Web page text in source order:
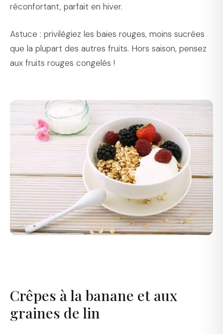
réconfortant, parfait en hiver.
Astuce : privilégiez les baies rouges, moins sucrées
que la plupart des autres fruits. Hors saison, pensez
aux fruits rouges congelés !
Crêpes à la banane et aux
graines de lin